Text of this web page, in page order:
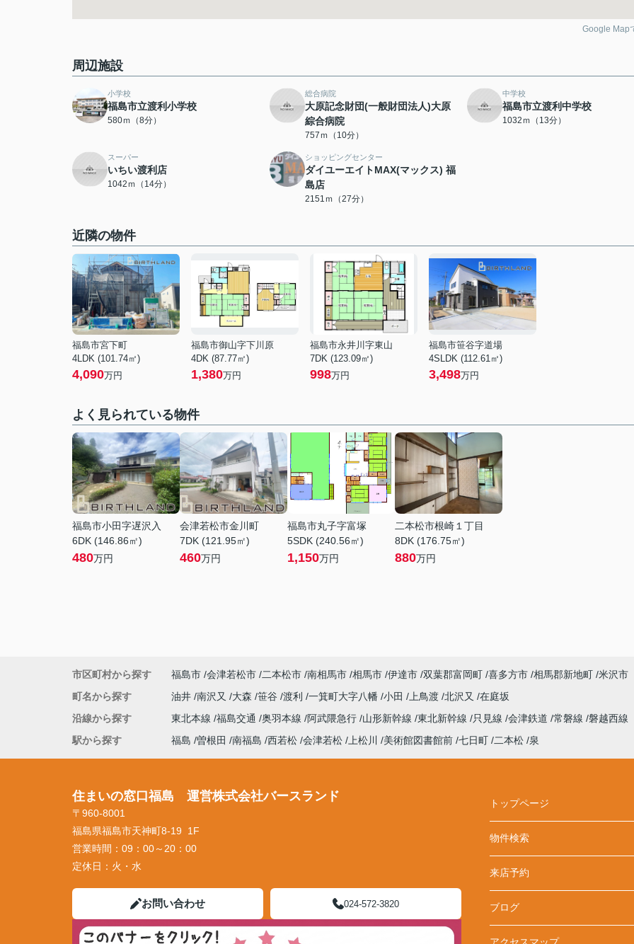
Google Map
周辺施設
小学校
福島市立渡利小学校
580ｍ（8分）
総合病院
大原記念財団(一般財団法人)大原
綜合病院
757ｍ（10分）
中学校
福島市立渡利中学校
1032ｍ（13分）
スーパー
いちい渡利店
1042ｍ（14分）
ショッピングセンター
ダイユーエイトMAX(マックス) 福
島店
2151ｍ（27分）
近隣の物件
福島市宮下町
4LDK (101.74㎡)
4,090万円
福島市御山字下川原
4DK (87.77㎡)
1,380万円
福島市永井川字東山
7DK (123.09㎡)
998万円
福島市笹谷字道場
4SLDK (112.61㎡)
3,498万円
よく見られている物件
福島市小田字遅沢入
6DK (146.86㎡)
480万円
会津若松市金川町
7DK (121.95㎡)
460万円
福島市丸子字富塚
5SDK (240.56㎡)
1,150万円
二本松市根崎１丁目
8DK (176.75㎡)
880万円
市区町村から探す 福島市 会津若松市 二本松市 南相馬市 相馬市 伊達市 双葉郡富岡町 喜多方市 相馬郡新地町 米沢市
町名から探す
油井 南沢又 大森 笹谷 渡利 一箕町大字八幡 小田 上鳥渡 北沢又
在庭坂
沿線から探す
東北本線 福島交通 奥羽本線 阿武隈急行 山形新幹線 東北新幹線 只見線 会津鉄道 常磐線 磐越西線
駅から探す
福島 曽根田 南福島 西若松 会津若松 上松川 美術館図書館前 七日町 二本松 泉
住まいの窓口福島 運営株式会社バースランド
〒960-8001
福島県福島市天神町8-19 1F
営業時間： 09：00～20：00
定休日： 火・水
お問い合わせ 024-572-3820
トップページ
物件検索
来店予約
ブログ